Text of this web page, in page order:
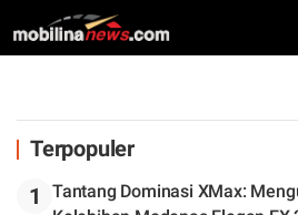
Silverstone. Seri Selanjutnya
Terpopuler
1
Tantang Dominasi XMax: